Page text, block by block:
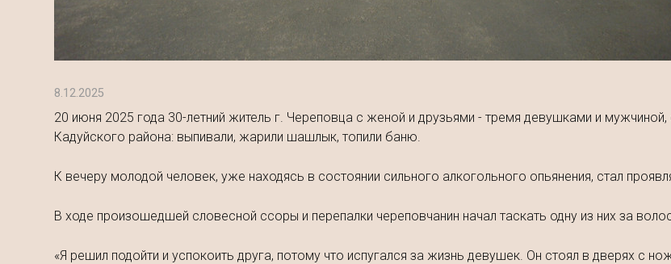
8.12.2025
20 июня 2025 года 30-летний житель г. Череповца с женой и друзьями - тремя девушками и
Кадуйского района: выпивали, жарили шашлык, топили баню.
К вечеру молодой человек, уже находясь в состоянии сильного алкогольного опьянения, стал
В ходе произошедшей словесной ссоры и перепалки череповчанин начал таскать одну из них за
«Я решил подойти и успокоить друга, потому что испугался за жизнь девушек. Он стоял в дверях с